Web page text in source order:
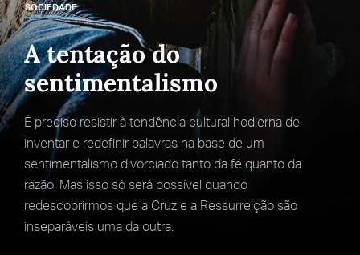
SOCIEDADE
A tentação do
sentimentalismo
É preciso resistir à tendência cultural hodierna de
inventar e redefinir palavras na base de um
sentimentalismo divorciado tanto da fé quanto da
razão. Mas isso só será possível quando
redescobrirmos que a Cruz e a Ressurreição são
inseparáveis uma da outra.